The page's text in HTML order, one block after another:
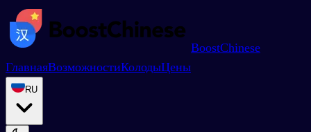
BoostChinese
ГлавнаяВозможностиКолодыЦены
RU